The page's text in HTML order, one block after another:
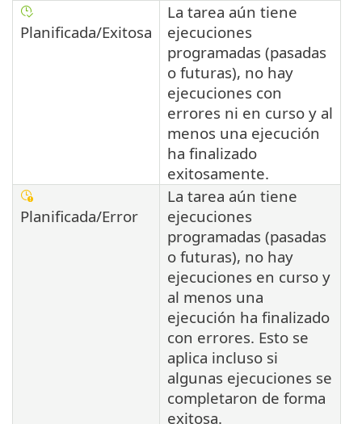
Planificada/Exitosa
La tarea aún tiene
ejecuciones
programadas (pasadas
o futuras), no hay
ejecuciones con
errores ni en curso y al
menos una ejecución
ha finalizado
exitosamente.
Planificada/Error
La tarea aún tiene
ejecuciones
programadas (pasadas
o futuras), no hay
ejecuciones en curso y
al menos una
ejecución ha finalizado
con errores. Esto se
aplica incluso si
algunas ejecuciones se
completaron de forma
exitosa.